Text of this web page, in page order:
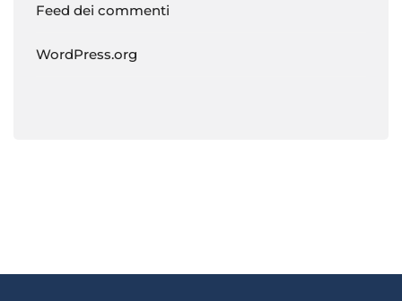
Feed dei commenti
WordPress.org